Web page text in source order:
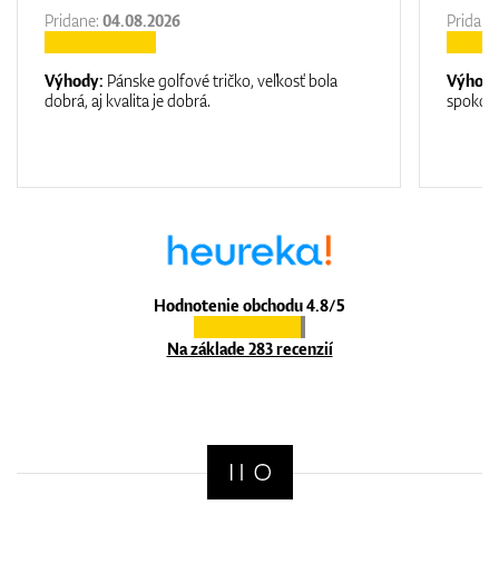
Hodnotenie obchodu 4.8/5
Na základe 283 recenzií
Pridane: 04.08.2026
Výhody: Pánske golfové tričko, veľkosť bola
dobrá, aj kvalita je dobrá.